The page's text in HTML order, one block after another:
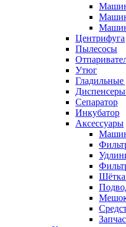
Центрифуга
Пылесосы
Утюг
Гладильные
Сепаратор
Инкубатор
Аксессуары
Шётка
Мешок